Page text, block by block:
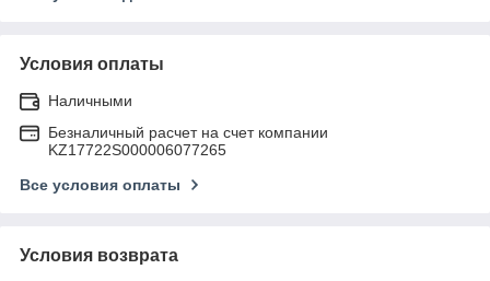
Условия оплаты
Наличными
Безналичный расчет на счет компании
KZ17722S000006077265
Все условия оплаты
Условия возврата